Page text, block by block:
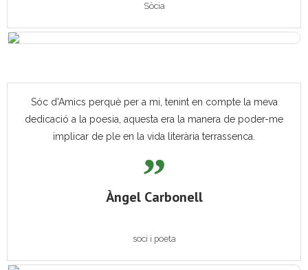
Sòcia
Sóc d'Amics perquè per a mi, tenint en compte la meva
dedicació a la poesia, aquesta era la manera de poder-me
implicar de ple en la vida literària terrassenca.
Àngel Carbonell
soci i poeta